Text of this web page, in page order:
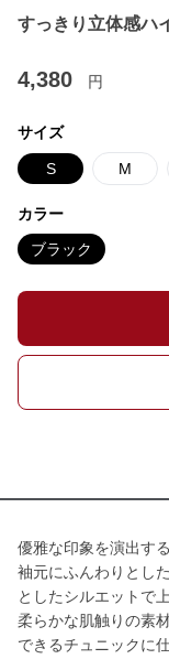
すっきり立体感ハ
4,380 円
サイズ
S M
カラー
ブラック
優雅な印象を演出す
袖元にふんわりとし
としたシルエットで
柔らかな肌触りの素
できるチュニックに